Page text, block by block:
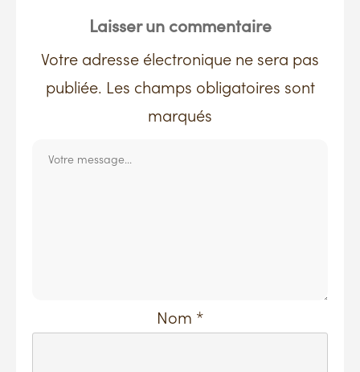
Laisser un commentaire
Votre adresse électronique ne sera pas
publiée. Les champs obligatoires sont
marqués
Nom *